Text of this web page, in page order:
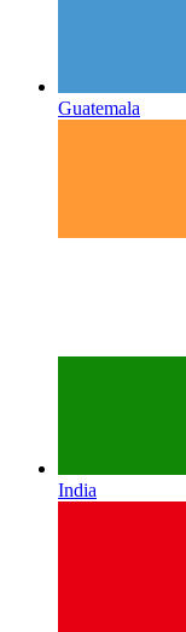
Guatemala
India